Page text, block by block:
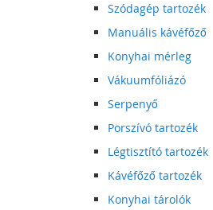
Szódagép tartozék
Manuális kávéfőző
Konyhai mérleg
Vákuumfóliázó
Serpenyő
Porszívó tartozék
Légtisztító tartozék
Kávéfőző tartozék
Konyhai tárolók